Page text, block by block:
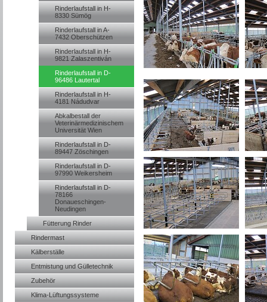
Rinderlaufstall in H-
8330 Sümög
Rinderlaufstall in A-
7432 Oberschützen
Rinderlaufstall in H-
9821 Zalaszentiván
Rinderlaufstall in D-
96486 Lautertal
Rinderlaufstall in H-
4181 Nádudvar
Abkalbestall der
Veterinärmedizinischem
Universität Wien
Rinderlaufstall in D-
89447 Zöschingen
Rinderlaufstall in D-
97990 Weikersheim
Rinderlaufstall in D-
78166
Donaueschingen-
Neudingen
Fütterung Rinder
Rindermast
Kälberställe
Entmistung und Gülletechnik
Zubehör
Klima-Lüftungssysteme